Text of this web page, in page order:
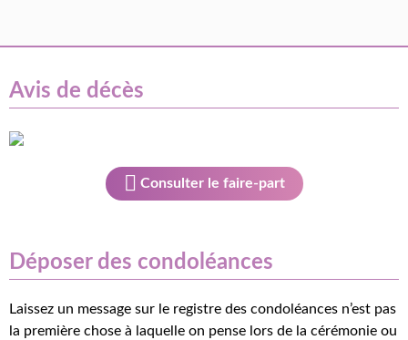
Avis de décès
Consulter le faire-part
Déposer des condoléances
Laissez un message sur le registre des condoléances n’est pas
la première chose à laquelle on pense lors de la cérémonie ou